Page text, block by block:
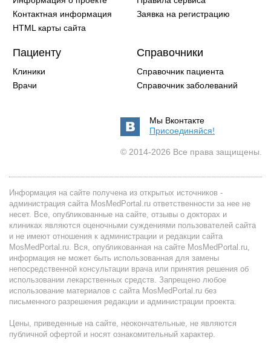
Контактная информация
HTML карты сайта
Заявка на регистрацию
Пациенту
Клиники
Врачи
Справочники
Справочник пациента
Справочник заболеваний
Мы Вконтакте
Присоединяйся!
© 2014-2026 Все права защищены.
Информация на сайте получена из открытых источников -
администрация сайта MosMedPortal.ru ответственности за нее не
несет. Все, опубликованные на сайте, отзывы о докторах и
клиниках являются оценочными суждениями пользователей сайта
и не имеют отношения к администрации и редакции сайта
MosMedPortal.ru. Вся, опубликованная на сайте MosMedPortal.ru,
информация не может быть использованная для замены
непосредственной консультации врача или принятия решения об
использовании лекарственных средств. Запрещено любое
использование материалов с сайта MosMedPortal.ru без
письменного разрешения редакции и администрации проекта.
Цены, приведенные на сайте, неокончательные, не являются
публичной офертой и носят ознакомительный характер.